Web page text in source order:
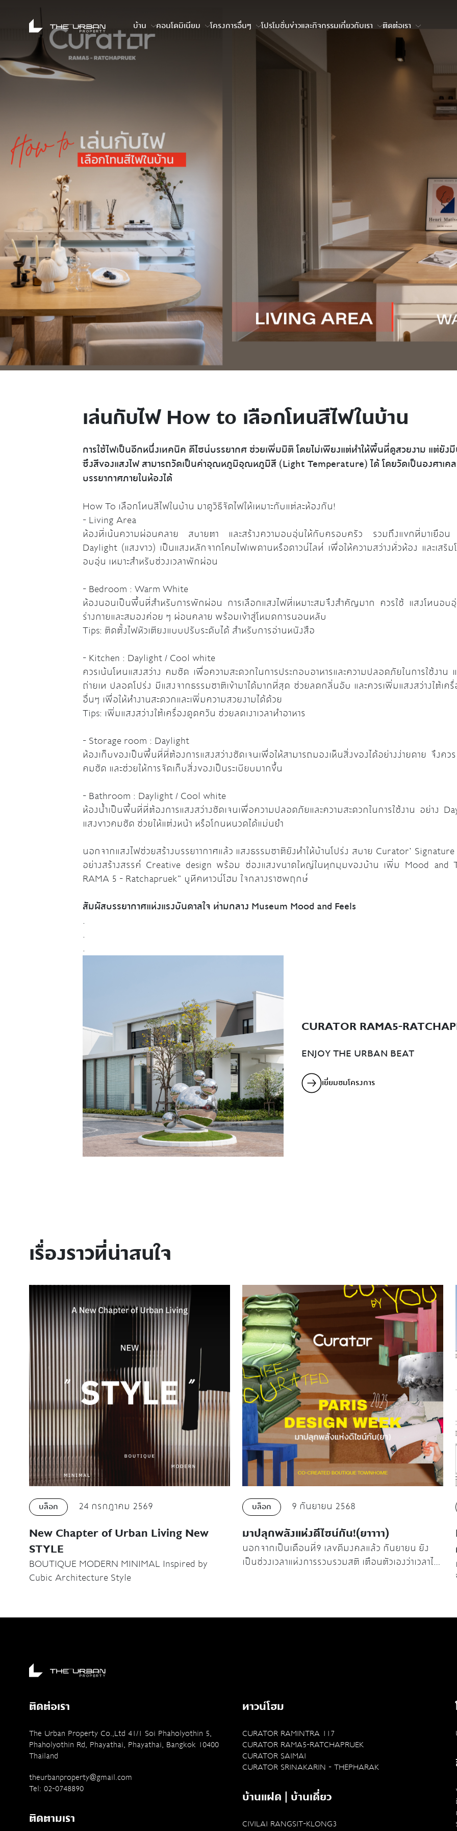
บ้าน คอนโดมิเนียม โครงการอื่นๆ โปรโมชั่นข่าวและกิจกรรมเกี่ยวกับเรา ติดต่อเรา
เล่นกับไฟ How to เลือกโทนสีไฟในบ้าน
การใช้ไฟเป็นอีกหนึ่งเทคนิค ดีไซน์บรรยากศ ช่วยเพิ่มมิติ โดยไม่เพียงแต่ทำให้พื้นที่ดูสวยงาม แต่ยัง
ซึงสีของแสงไฟ สามารถวัดเป็นค่าอุณหภูมิอุณหภูมิสี (Light Temperature) ได้ โดยวัดเป็นองศาเ
บรรยากาศภายในห้องได้
How To เลือกโทนสีไฟในบ้าน มาดูวิธีจัดไฟให้เหมาะกับแต่ละห้องกัน!
- Living Area
ห้องที่เน้นความผ่อนคลาย สบายตา และสร้างความอบอุ่นให้กับครอบครัว รวมถึงแขกที่มาเยือ
Daylight (แสงขาว) เป็นแสงหลักจากโคมไฟเพดานหรือดาวน์ไลท์ เพื่อให้ความสว่างทั่วห้อง และเส
อบอุ่น เหมาะสำหรับช่วงเวลาพักผ่อน
- Bedroom : Warm White
ห้องนอนเป็นพื้นที่สำหรับการพักผ่อน การเลือกแสงไฟที่เหมาะสมจึงสำคัญมาก ควรใช้ แสงโทนอ
ร่างกายและสมองค่อย ๆ ผ่อนคลาย พร้อมเข้าสู่โหมดการนอนหลับ
Tips: ติดตั้งไฟหัวเตียงแบบปรับระดับได้ สำหรับการอ่านหนังสือ
- Kitchen : Daylight / Cool white
ควรเน้นโทนแสงสว่าง คมชัด เพื่อความสะดวกในการประกอบอาหารและความปลอดภัยในการใช้งาน
ถ่ายเท ปลอดโปร่ง มีแสงจากธรรมชาติเข้ามาได้มากที่สุด ช่วยลดกลิ่นอับ และควรเพิ่มแสงสว่างใต้
อื่นๆ เพื่อให้ทำงานสะดวกและเพิ่มความสวยงามได้ด้วย
Tips: เพิ่มแสงสว่างใต้เครื่องดูดควัน ช่วยลดเงาเวลาทำอาหาร
- Storage room : Daylight
ห้องเก็บของเป็นพื้นที่ที่ต้องการแสงสว่างชัดเจนเพื่อให้สามารถมองเห็นสิ่งของได้อย่างง่ายดาย จึงค
คมชัด และช่วยให้การจัดเก็บสิ่งของเป็นระเบียบมากขึ้น
- Bathroom : Daylight / Cool white
ห้องน้ำเป็นพื้นที่ที่ต้องการแสงสว่างชัดเจนเพื่อความปลอดภัยและความสะดวกในการใช้งาน อย่าง
แสงขาวคมชัด ช่วยให้แต่งหน้า หรือโกนหนวดได้แม่นยำ
นอกจากแสงไฟช่วยสร้างบรรยาากาศแล้ว แสงธรรมชาติยังทำให้บ้านโปร่ง สบาย Curator’
อย่างสร้างสรรค์ Creative design พร้อม ช่องแสงขนาดใหญ่ในทุกมุมของบ้าน เพิ่ม Mood and
RAMA 5 - Ratchapruek” บูทีคทาวน์โฮม ใจกลางราชพฤกษ์
สัมผัสบรรยากาศแห่งแรงบันดาลใจ ท่ามกลาง Museum Mood and Feels
.
.
.
CURATOR RAMA5-
ENJOY THE URBAN BEAT
เยี่ยมชมโครงการ
เรื่องราวที่น่าสนใจ
บล็อก 24 กรกฎาคม 2569
New Chapter of Urban Living New
STYLE
BOUTIQUE MODERN MINIMAL Inspired by
Cubic Architecture Style
บล็อก 9 กันยายน 2568
มาปลุกพลังแห่งดีไซน์กัน!(ยาาาา)
นอกจากเป็นเดือนที่9 เลขดีมงคลแล้ว กันยายน ยัง
เป็นช่วงเวลาแห่งการรวบรวมสติ เตือนตัวเองว่าเวลาได้
แต่กันยายนยังเป็นเดือนสุดฮอตของแวดวงดีไซน์
ติดต่อเรา
The Urban Property Co.,Ltd 41/1 Soi Phaholyothin 5,
Phaholyothin Rd, Phayathai, Phayathai, Bangkok 10400
Thailand
theurbanproperty@gmail.com
Tel: 02-0748890
ติดตามเรา
ทาวน์โฮม
CURATOR RAMINTRA 117
CURATOR RAMA5-RATCHAPRUEK
CURATOR SAIMAI
CURATOR SRINAKARIN - THEPHARAK
บ้านแฝด | บ้านเดี่ยว
CIVILAI RANGSIT-KLONG3